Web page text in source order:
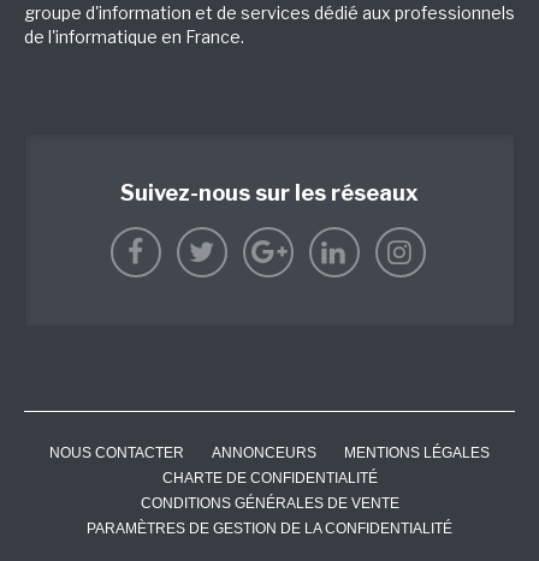
groupe d'information et de services dédié aux professionnels
de l'informatique en France.
Suivez-nous sur les réseaux
NOUS CONTACTER ANNONCEURS
MENTIONS LÉGALES
CHARTE DE CONFIDENTIALITÉ
CONDITIONS GÉNÉRALES DE VENTE
PARAMÈTRES DE GESTION DE LA CONFIDENTIALITÉ